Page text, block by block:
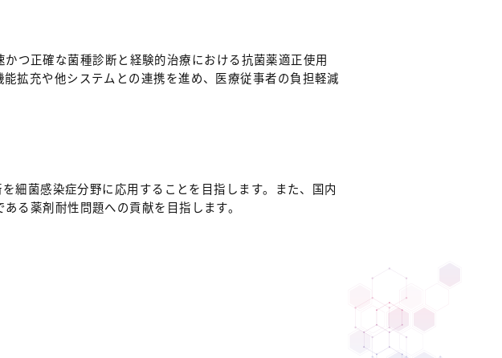
つ正確な菌種診断と経験的治療における抗菌薬適正使用
拡充や他システムとの連携を進め、医療従事者の負担軽減
細菌感染症分野に応用することを目指します。また、国内
る薬剤耐性問題への貢献を目指します。